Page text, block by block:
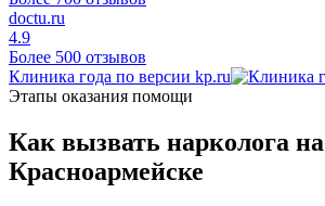
doctu.ru
4.9
Более 500 отзывов
Клиника года по версии kp.ru
Этапы оказания помощи
Как вызвать нарколога
Красноармейске